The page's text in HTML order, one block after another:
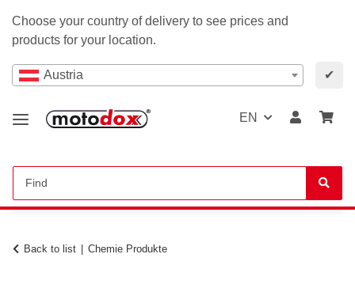
Choose your country of delivery to see prices and
products for your location.
Austria ✔
EN
Back to list Chemie Produkte